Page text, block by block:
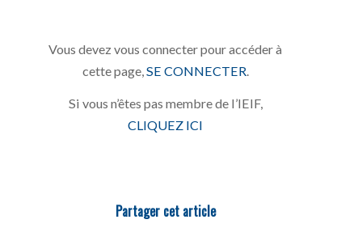
Vous devez vous connecter pour accéder à
cette page, SE CONNECTER
Si vous n’êtes pas membre de l’IEIF,
CLIQUEZ ICI
Partager cet article